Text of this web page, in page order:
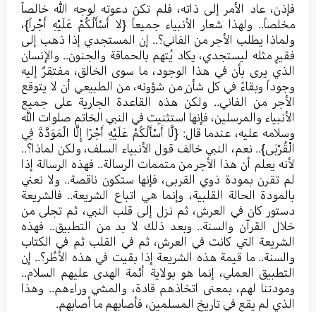
فإذن، عاد الأمر إلى ذاته، فلم تكن دعوته لوجه الله خالصاً
مخلصاً.. ولهذا شعار الأنبياء جميعاً {لا أَسْأَلُكُمْ عَلَيْهِ أَجْراً}،
ولماذا يطلب الأجر من الفاني؟.. إن المستجدي إذا ذهب إلى
فقيرٍ مثله ليستجدي، يكاد يُتهم بالحماقة والجنون.. والإنسان
الذي يرى بأن في هذا الوجود، ما سوى الخالق، مفتقرٌ إليه
وجوداً وبقاءً في كل شأنٍ من شؤونه، من الطبيعي أن لا يتوقع
الأجر من الفاني.. ولكن هذه القاعدة الجارية على جميع
الأنبياء والمرسلين، فإنها استثنيت في النبي الخاتم صلوات الله
وسلامه عليه، عندما قال: {لَّا أَسْأَلُكُمْ عَلَيْهِ أَجْرًا إِلَّا الْمَوَدَّةَ فِي
الْقُرْبَى}.. نعم، النبي خالف قول الأنبياء السلف، ولكن لماذا؟..
لأنه يعلم أن هذا الأجر من متممات الرسالة.. فهذه الرسالة إذا
لم تقرن بمودة ذوي القربى، فإنها ستكون ناقصة.. ولا نعني
بالمودة الحالة القلبية، وإنما هي اتباع الشريعة.. فالشريعة
دستور كان في العرش، ثم نزل إلى قلب النبي، ثم تجلى من
خلال القرآن والسنة.. وبعد ذلك لا بد من التطبيق.. فهذه
الشريعة التي كانت في العرش، ثم في القلب ثم في الكتاب
والسنة.. ما قيمة هذه الشريعة إذا بقيت في هذه الأطُر؟.. إن
التطبيق العملي، إنما هو بولاية أئمة الهدى عليهم السلام..
ومودتنا لهم، بمعنى اتخاذهم قادة، والمشي وراءهم.. وهذا
الذي لم يقع في تاريخ المسلمين، فأصابهم ما أصابهم.